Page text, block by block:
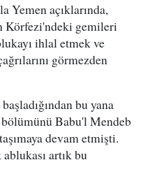
Yemen açıklarında,
Körfezi'ndeki gemileri
ihlal etmek ve
görmezden
bu yana
Babu'l Mendeb
devam etmişti.
artık bu